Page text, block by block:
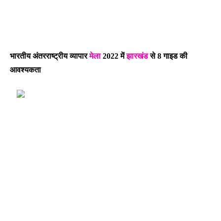
भारतीय अंतरराष्ट्रीय व्यापारमेला2022 मेंझारखंडसे 8 गाइड की
आवश्यकता